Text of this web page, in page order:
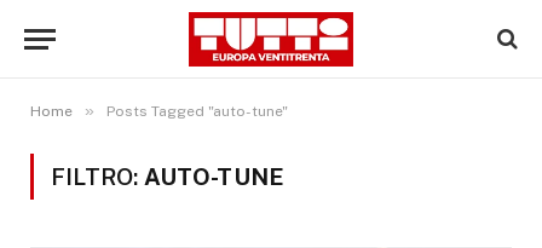
Home » Posts Tagged "auto-tune"
FILTRO: AUTO-TUNE